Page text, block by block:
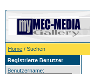
Home / Suchen
Registrierte Benutzer
Benutzername: